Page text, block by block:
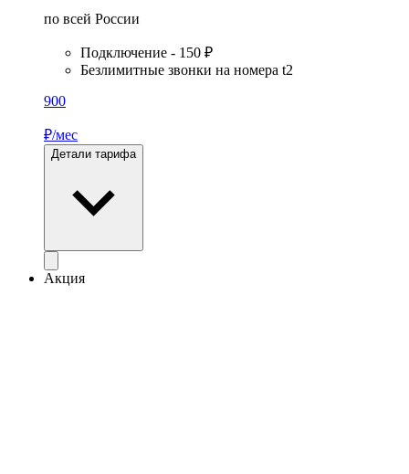
по всей России
Подключение - 150 ₽
Безлимитные звонки на номера t2
900
₽/мес
Детали тарифа
Акция